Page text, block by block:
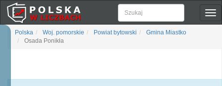
Polska Woj. pomorskie Powiat bytowski
Gmina Miastko
Osada Ponikła